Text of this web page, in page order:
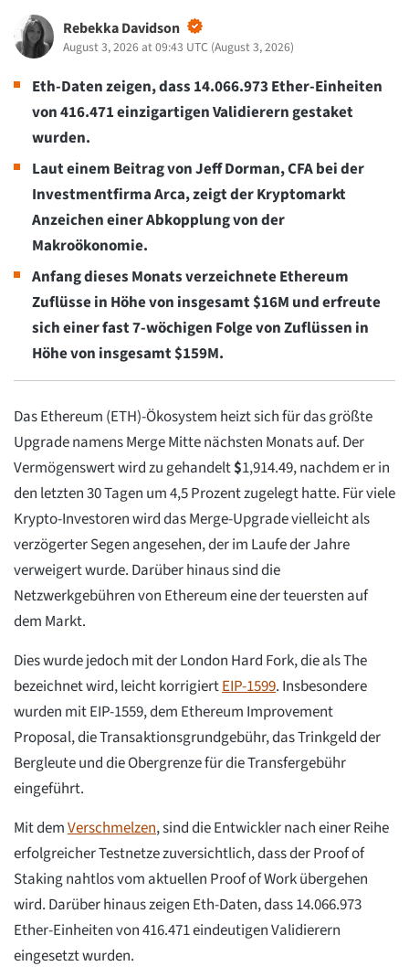
Rebekka Davidson
August 3, 2026 at 09:43 UTC (August 3, 2026)
Eth-Daten zeigen, dass 14.066.973 Ether-Einheiten
von 416.471 einzigartigen Validierern gestaket
wurden.
Laut einem Beitrag von Jeff Dorman, CFA bei der
Investmentfirma Arca, zeigt der Kryptomarkt
Anzeichen einer Abkopplung von der
Makroökonomie.
Anfang dieses Monats verzeichnete Ethereum
Zuflüsse in Höhe von insgesamt $16M und erfreute
sich einer fast 7-wöchigen Folge von Zuflüssen in
Höhe von insgesamt $159M.
Das Ethereum (ETH)-Ökosystem heizt sich für das größte
Upgrade namens Merge Mitte nächsten Monats auf. Der
Vermögenswert wird zu gehandelt$1,914.49, nachdem er in
den letzten 30 Tagen um 4,5 Prozent zugelegt hatte. Für viele
Krypto-Investoren wird das Merge-Upgrade vielleicht als
verzögerter Segen angesehen, der im Laufe der Jahre
verweigert wurde. Darüber hinaus sind die
Netzwerkgebühren von Ethereum eine der teuersten auf
dem Markt.
Dies wurde jedoch mit der London Hard Fork, die als The
bezeichnet wird, leicht korrigiertEIP-1599. Insbesondere
wurden mit EIP-1559, dem Ethereum Improvement
Proposal, die Transaktionsgrundgebühr, das Trinkgeld der
Bergleute und die Obergrenze für die Transfergebühr
eingeführt.
Mit demVerschmelzen, sind die Entwickler nach einer Reihe
erfolgreicher Testnetze zuversichtlich, dass der Proof of
Staking nahtlos vom aktuellen Proof of Work übergehen
wird. Darüber hinaus zeigen Eth-Daten, dass 14.066.973
Ether-Einheiten von 416.471 eindeutigen Validierern
eingesetzt wurden.